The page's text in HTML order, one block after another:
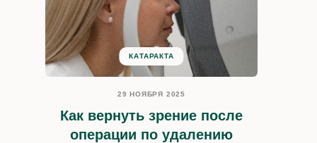
КАТАРАКТА
29 НОЯБРЯ 2025
Как вернуть зрение после
операции по удалению